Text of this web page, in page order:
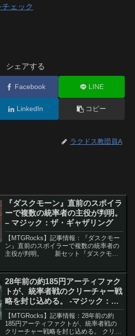
ェック
シェアする
Facebook LINE
LinkedIn コピー
ラクドス教団員A
『ダスクモーン』直前のスポイラ
ーで複数の統率者の主役が判明。
– マジック：ザ・ギャザリング
【MTGRocks】記事情報：『ダスクモー
ン』直前のスポイラーで複数の統率者の
主役が判明。 新セット『ダスクモー
ます。特に、統率者戦略において重要な
位置を占め...
28年前の約185円アーティファク
トが、統率者戦のクリーチャー戦
略を封じ込める。 -マジック：
ザ・ギャザリング
【MTGRocks】記事情報：28年前の約
185円アーティファクトが、統率者戦の
クリーチャー戦略を封じ込める。 クリー